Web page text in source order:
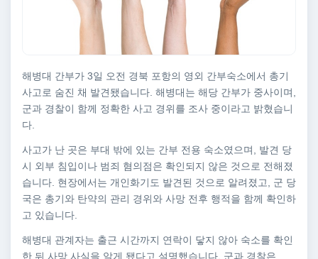
해병대 간부가 3일 오전 경북 포항의 영외 간부숙소에서 총기
사고로 숨진 채 발견됐습니다. 해병대는 해당 간부가 중사이며,
군과 경찰이 함께 정확한 사고 경위를 조사 중이라고 밝혔습니
다.
사고가 난 곳은 부대 밖에 있는 간부 전용 숙소였으며, 발견 당
시 외부 침입이나 범죄 혐의점은 확인되지 않은 것으로 전해졌
습니다. 현장에서는 개인화기도 발견된 것으로 알려졌고, 군 당
국은 총기와 탄약의 관리 경위와 사망 전후 행적을 함께 확인하
고 있습니다.
해병대 관계자는 출근 시간까지 연락이 닿지 않아 숙소를 확인
한 뒤 사망 사실을 알게 됐다고 설명했습니다. 군과 경찰은